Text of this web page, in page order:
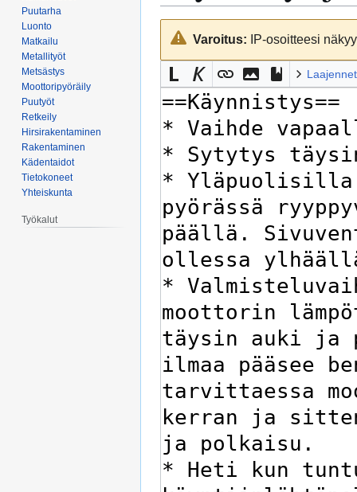
Siirry
navigaatioon
Siirry
hakuunVaroitus: IP-osoitteesi
Puutarha
Luonto
Matkailu
Metallityöt
Metsästys
Moottoripyöräily
Puutyöt
Retkeily
Hirsirakentaminen
Rakentaminen
Kädentaidot
Tietokoneet
Yhteiskunta
Työkalut